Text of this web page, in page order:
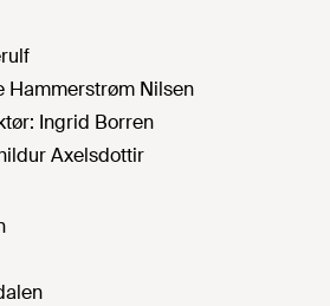
Hammerstrøm Nilsen
Ingrid Borren
Axelsdottir